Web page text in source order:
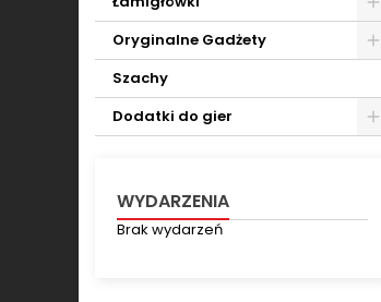
Oryginalne Gadżety
Szachy
Dodatki do gier
WYDARZENIA
Brak wydarzeń